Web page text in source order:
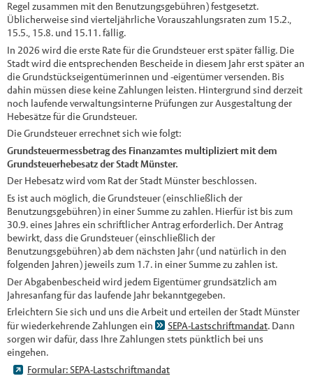
Regel zusammen mit den Benutzungsgebühren) festgesetzt.
Üblicherweise sind vierteljährliche Vorauszahlungsraten zum 15.2.,
15.5., 15.8. und 15.11. fällig.
In 2026 wird die erste Rate für die Grundsteuer erst später fällig. Die
Stadt wird die entsprechenden Bescheide in diesem Jahr erst später an
die Grundstückseigentümerinnen und -eigentümer versenden. Bis
dahin müssen diese keine Zahlungen leisten. Hintergrund sind derzeit
noch laufende verwaltungsinterne Prüfungen zur Ausgestaltung der
Hebesätze für die Grundsteuer.
Die Grundsteuer errechnet sich wie folgt:
Grundsteuermessbetrag des Finanzamtes multipliziert mit dem
Grundsteuerhebesatz der Stadt Münster.
Der Hebesatz wird vom Rat der Stadt Münster beschlossen.
Es ist auch möglich, die Grundsteuer (einschließlich der
Benutzungsgebühren) in einer Summe zu zahlen. Hierfür ist bis zum
30.9. eines Jahres ein schriftlicher Antrag erforderlich. Der Antrag
bewirkt, dass die Grundsteuer (einschließlich der
Benutzungsgebühren) ab dem nächsten Jahr (und natürlich in den
folgenden Jahren) jeweils zum 1.7. in einer Summe zu zahlen ist.
Der Abgabenbescheid wird jedem Eigentümer grundsätzlich am
Jahresanfang für das laufende Jahr bekanntgegeben.
Erleichtern Sie sich und uns die Arbeit und erteilen der Stadt Münster
für wiederkehrende Zahlungen ein
SEPA-Lastschriftmandat. Dann
sorgen wir dafür, dass Ihre Zahlungen stets pünktlich bei uns
eingehen.
Formular: SEPA-Lastschriftmandat